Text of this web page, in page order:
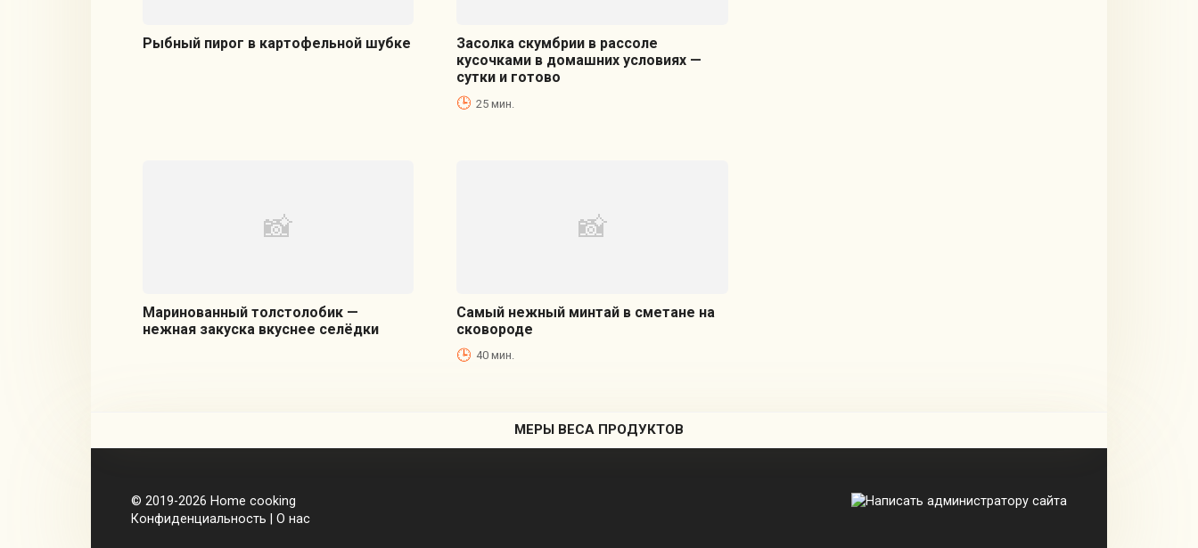
Рыбный пирог в картофельной шубке
Засолка скумбрии в рассоле
кусочками в домашних условиях —
сутки и готово
25 мин.
Маринованный толстолобик —
нежная закуска вкуснее селёдки
Самый нежный минтай в сметане на
сковороде
40 мин.
МЕРЫ ВЕСА ПРОДУКТОВ
© 2019-2026 Home cooking
Конфиденциальность
О нас